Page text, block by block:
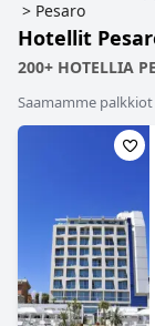
> Pesaro
Hotellit
200+ HOTELLIA
Saamamme